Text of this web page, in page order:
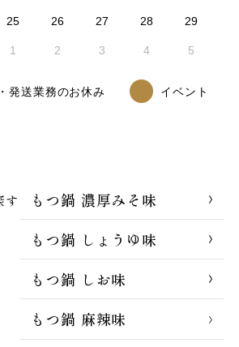
す
もつ鍋 濃厚みそ味
もつ鍋 しょうゆ味
もつ鍋 しお味
もつ鍋 麻辣味
25 26 27 28 29
1 2 3 4 5
発送業務のお休み イベント